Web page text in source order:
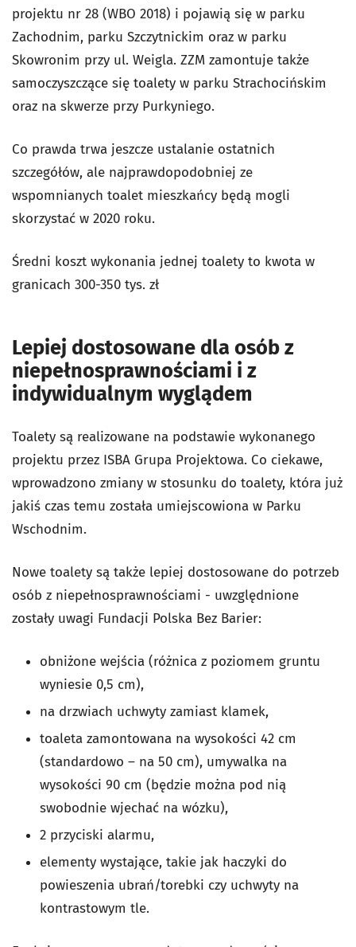
projektu nr 28 (WBO 2018) i pojawią się w parku
Zachodnim, parku Szczytnickim oraz w parku
Skowronim przy ul. Weigla. ZZM zamontuje także
samoczyszczące się toalety w parku Strachocińskim
oraz na skwerze przy Purkyniego.
Co prawda trwa jeszcze ustalanie ostatnich
szczegółów, ale najprawdopodobniej ze
wspomnianych toalet mieszkańcy będą mogli
skorzystać w 2020 roku.
Średni koszt wykonania jednej toalety to kwota w
granicach 300-350 tys. zł
Lepiej dostosowane dla osób z
niepełnosprawnościami i z
indywidualnym wyglądem
Toalety są realizowane na podstawie wykonanego
projektu przez ISBA Grupa Projektowa. Co ciekawe,
wprowadzono zmiany w stosunku do toalety, która już
jakiś czas temu została umiejscowiona w Parku
Wschodnim.
Nowe toalety są także lepiej dostosowane do potrzeb
osób z niepełnosprawnościami - uwzględnione
zostały uwagi Fundacji Polska Bez Barier:
obniżone wejścia (różnica z poziomem gruntu
wyniesie 0,5 cm),
na drzwiach uchwyty zamiast klamek,
toaleta zamontowana na wysokości 42 cm
(standardowo – na 50 cm), umywalka na
wysokości 90 cm (będzie można pod nią
swobodnie wjechać na wózku),
2 przyciski alarmu,
elementy wystające, takie jak haczyki do
powieszenia ubrań/torebki czy uchwyty na
kontrastowym tle.